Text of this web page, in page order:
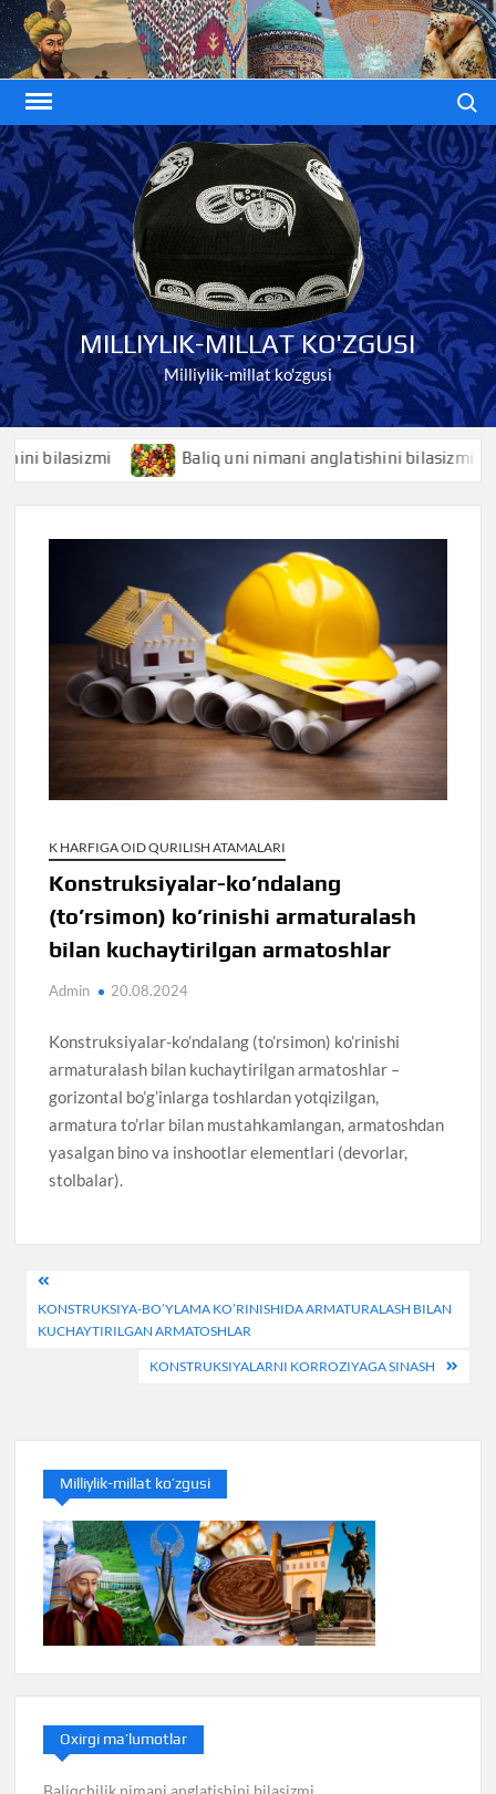
Skip
to
content
MILLIYLIK-MILLAT KO'ZGUSI
Milliylik-millat ko'zgusi
Baliq uni nimani anglatishini bilasizmi
K HARFIGA OID QURILISH ATAMALARI
Konstruksiyalar-ko’ndalang
(to’rsimon) ko’rinishi armaturalash
bilan kuchaytirilgan armatoshlar
Admin 20.08.2024
Konstruksiyalar-ko’ndalang (to’rsimon) ko’rinishi
armaturalash bilan kuchaytirilgan armatoshlar –
gorizontal bo’g’inlarga toshlardan yotqizilgan,
armatura to’rlar bilan mustahkamlangan, armatoshdan
yasalgan bino va inshootlar elementlari (devorlar,
stolbalar).
Post
menyusi
KONSTRUKSIYA-BO’YLAMA KO’RINISHIDA ARMATURALASH BILAN
KUCHAYTIRILGAN ARMATOSHLAR
KONSTRUKSIYALARNI KORROZIYAGA SINASH
Milliylik-millat ko’zgusi
Oxirgi ma’lumotlar
Baliqchilik nimani anglatishini bilasizmi